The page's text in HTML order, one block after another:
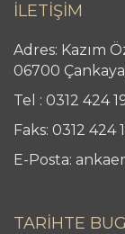
İLETİŞİM
Adres: Kazım
06700
Tel : 0312 424
Faks: 0312 424
E-Posta:
TARİHTE